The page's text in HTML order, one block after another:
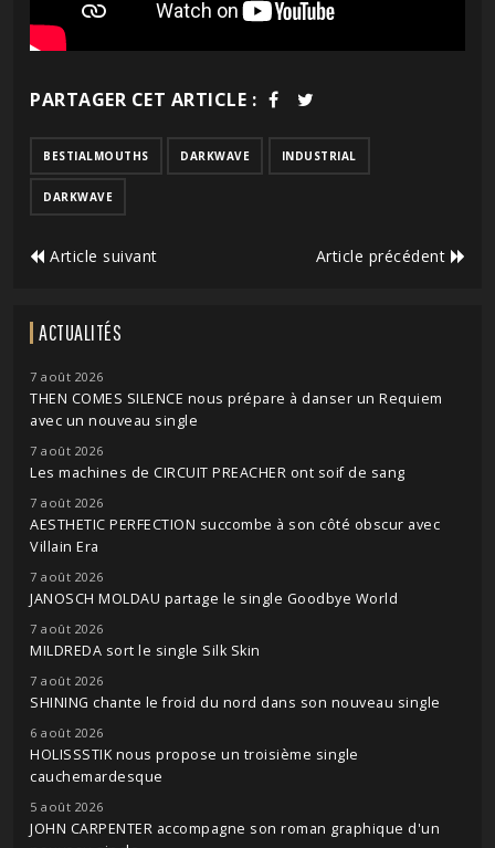
PARTAGER CET ARTICLE :
BESTIALMOUTHS DARKWAVE INDUSTRIAL
DARKWAVE
Article suivant Article précédent
ACTUALITÉS
7 août 2026
THEN COMES SILENCE nous prépare à danser un Requiem
avec un nouveau single
7 août 2026
Les machines de CIRCUIT PREACHER ont soif de sang
7 août 2026
AESTHETIC PERFECTION succombe à son côté obscur avec
Villain Era
7 août 2026
JANOSCH MOLDAU partage le single Goodbye World
7 août 2026
MILDREDA sort le single Silk Skin
7 août 2026
SHINING chante le froid du nord dans son nouveau single
6 août 2026
HOLISSSTIK nous propose un troisième single
cauchemardesque
5 août 2026
JOHN CARPENTER accompagne son roman graphique d'un